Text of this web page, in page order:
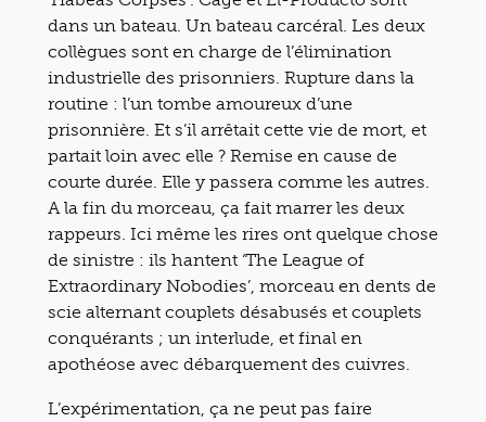
dans un bateau. Un bateau carcéral. Les deux
collègues sont en charge de l’élimination
industrielle des prisonniers. Rupture dans la
routine : l’un tombe amoureux d’une
prisonnière. Et s’il arrêtait cette vie de mort, et
partait loin avec elle ? Remise en cause de
courte durée. Elle y passera comme les autres.
A la fin du morceau, ça fait marrer les deux
rappeurs. Ici même les rires ont quelque chose
de sinistre : ils hantent ‘The League of
Extraordinary Nobodies’, morceau en dents de
scie alternant couplets désabusés et couplets
conquérants ; un interlude, et final en
apothéose avec débarquement des cuivres.
L’expérimentation, ça ne peut pas faire